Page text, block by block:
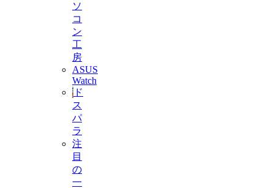
ソ
コ
ン
工
房
ASUS
Watch
ド
ス
パ
ラ
注
目
の
一